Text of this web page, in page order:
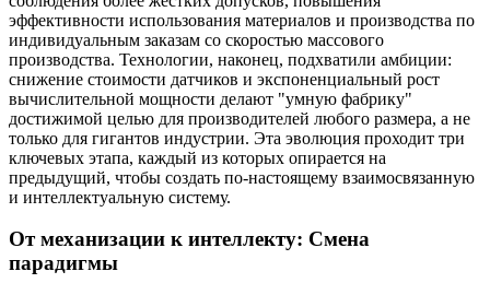
эффективности использования материалов и производства по
индивидуальным заказам со скоростью массового
производства. Технологии, наконец, подхватили амбиции:
снижение стоимости датчиков и экспоненциальный рост
вычислительной мощности делают "умную фабрику"
достижимой целью для производителей любого размера, а не
только для гигантов индустрии. Эта эволюция проходит три
ключевых этапа, каждый из которых опирается на
предыдущий, чтобы создать по-настоящему взаимосвязанную
и интеллектуальную систему.
От механизации к интеллекту: Смена
парадигмы